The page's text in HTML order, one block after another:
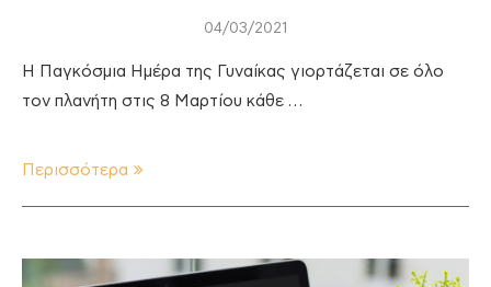
04/03/2021
Η Παγκόσμια Ημέρα της Γυναίκας γιορτάζεται σε όλο
τον πλανήτη στις 8 Μαρτίου κάθε …
Περισσότερα